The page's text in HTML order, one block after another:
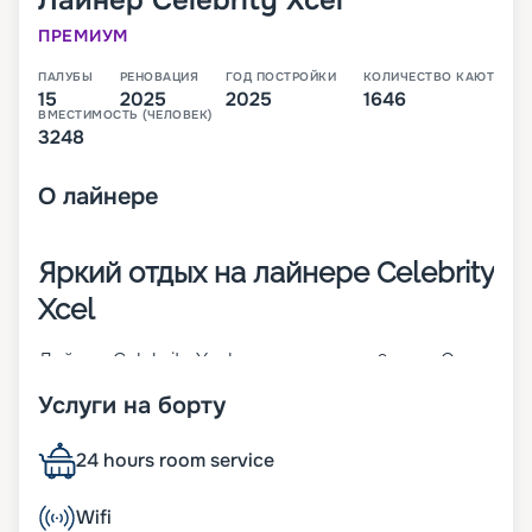
ПРЕМИУМ
ПАЛУБЫ
15
РЕНОВАЦИЯ
2025
ГОД ПОСТРОЙКИ
2025
КОЛИЧЕСТВО КАЮТ
1646
ВМЕСТИМОСТЬ (ЧЕЛОВЕК)
3248
О лайнере
Яркий отдых на лайнере Celebrity
Xcel
Лайнер Celebrity Xcel построен в 2026 году. Он
Корабль имеет 14 палуб и относится к классу
ширина – 39 метров. Судно предлагает гостям
1646 кают, которые будут готовы разместить
3950 пассажиров. Это новейшее судно
предлагает туристам:
Услуги на борту
24 hours room service
Wifi